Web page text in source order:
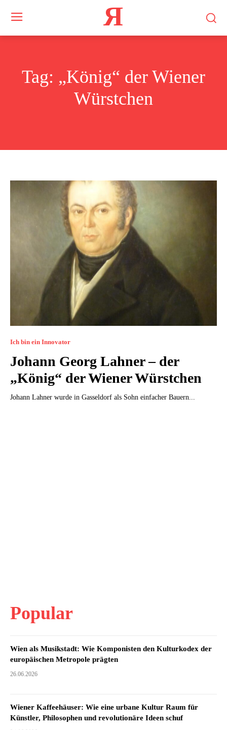
Я
Tag: „König“ der Wiener
Würstchen
Ich bin ein Innovator
Johann Georg Lahner – der
„König“ der Wiener Würstchen
Johann Lahner wurde in Gasseldorf als Sohn einfacher Bauern...
Popular
Wien als Musikstadt: Wie Komponisten den Kulturkodex der
europäischen Metropole prägten
26.06.2026
Wiener Kaffeehäuser: Wie eine urbane Kultur Raum für
Künstler, Philosophen und revolutionäre Ideen schuf